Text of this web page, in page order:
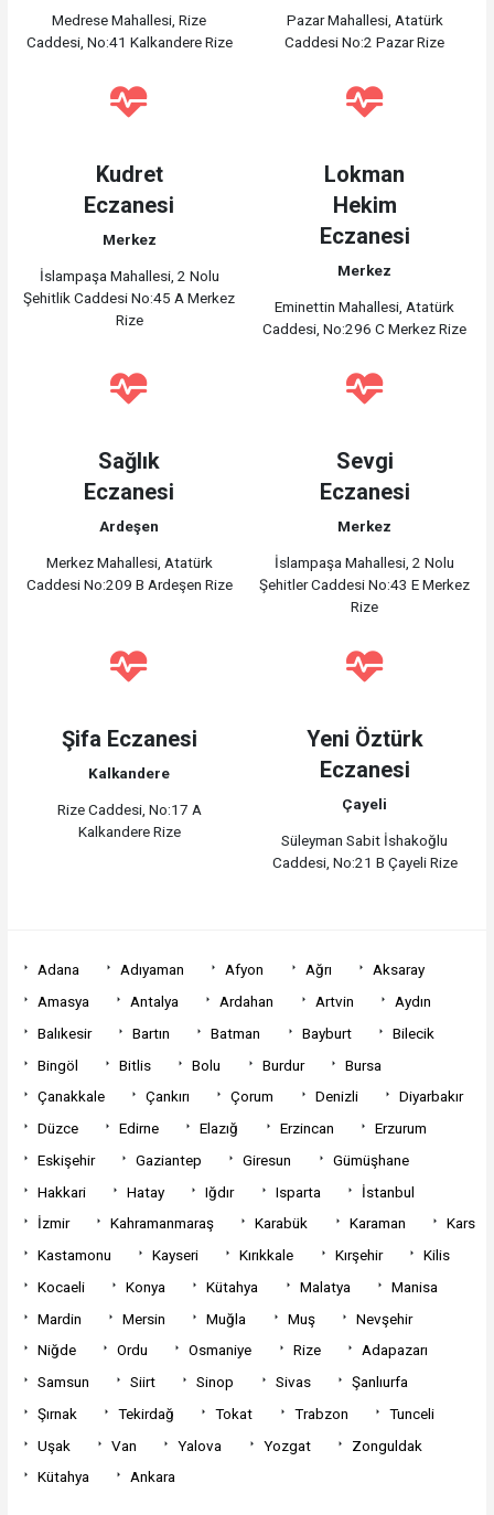
Medrese Mahallesi, Rize
Caddesi, No:41 Kalkandere Rize
Pazar Mahallesi, Atatürk
Caddesi No:2 Pazar Rize
Kudret
Eczanesi
Merkez
İslampaşa Mahallesi, 2 Nolu
Şehitlik Caddesi No:45 A Merkez
Rize
Lokman
Hekim
Eczanesi
Merkez
Eminettin Mahallesi, Atatürk
Caddesi, No:296 C Merkez Rize
Sağlık
Eczanesi
Ardeşen
Merkez Mahallesi, Atatürk
Caddesi No:209 B Ardeşen Rize
Sevgi
Eczanesi
Merkez
İslampaşa Mahallesi, 2 Nolu
Şehitler Caddesi No:43 E Merkez
Rize
Şifa Eczanesi
Kalkandere
Rize Caddesi, No:17 A
Kalkandere Rize
Yeni Öztürk
Eczanesi
Çayeli
Süleyman Sabit İshakoğlu
Caddesi, No:21 B Çayeli Rize
Adana Adıyaman Afyon Ağrı
Aksaray
Amasya
Antalya Ardahan Artvin
Aydın
Balıkesir
Bartın Batman Bayburt
Bilecik
Bingöl
Bitlis Bolu Burdur
Bursa
Çanakkale
Çankırı Çorum Denizli
Diyarbakır
Düzce
Edirne Elazığ Erzincan
Erzurum
Eskişehir
Gaziantep Giresun
Gümüşhane
Hakkari
Hatay Iğdır Isparta
İstanbul
İzmir
Kahramanmaraş Karabük Karaman
Kars
Kastamonu
Kayseri Kırıkkale Kırşehir
Kilis
Kocaeli
Konya Kütahya Malatya
Manisa
Mardin
Mersin Muğla Muş
Nevşehir
Niğde
Ordu Osmaniye Rize
Adapazarı
Samsun
Siirt Sinop Sivas
Şanlıurfa
Şırnak
Tekirdağ Tokat Trabzon
Tunceli
Uşak
Van Yalova Yozgat
Zonguldak
Kütahya
Ankara